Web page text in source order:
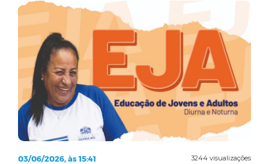
3244 visualizações
03/06/2026, às 15:41